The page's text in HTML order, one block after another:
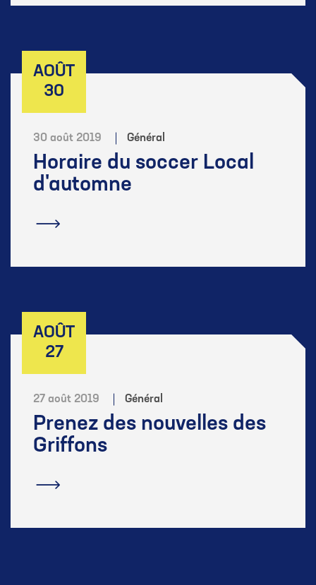
AOÛT
30
30 août 2019 Général
Horaire du soccer Local
d'automne
AOÛT
27
27 août 2019 Général
Prenez des nouvelles des
Griffons